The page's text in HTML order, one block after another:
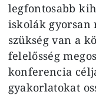
legfontosabb
iskolák gyorsan
szükség van a
felelősség
konferencia
gyakorlatokat